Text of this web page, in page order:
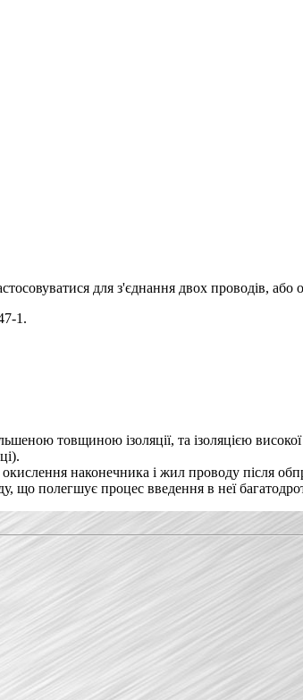
для з'єднання двох проводів,
1.
товщиною ізоляції, та ізоляцією високої
окислення наконечника і жил проводу після
що полегшує процес введення в неї